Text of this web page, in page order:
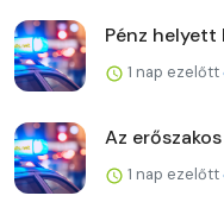
Pénz
1 nap ezelőtt
Az
1 nap ezelőtt